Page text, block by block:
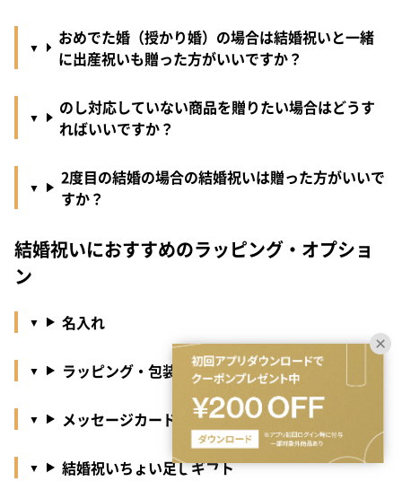
おめでた婚（授かり婚）の場合は結婚祝いと一緒
に出産祝いも贈った方がいいですか？
のし対応していない商品を贈りたい場合はどうす
ればいいですか？
2度目の結婚の場合の結婚祝いは贈った方がいいで
すか？
結婚祝いにおすすめのラッピング・オプショ
ン
名入れ
ラッピング・包装紙・のし
メッセージカード
結婚祝いちょい足しギフト